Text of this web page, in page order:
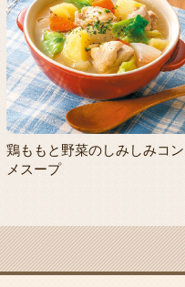
鶏ももと野菜のしみしみコン
メスープ